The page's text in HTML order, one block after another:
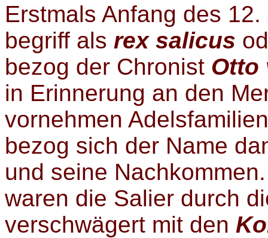
Erstmals Anfang des
begriff als rex salicus
bezog der Chronist Otto
in Erinnerung an den
vornehmen
bezog sich der Name
und seine
waren die Salier durch
verschwägert mit den